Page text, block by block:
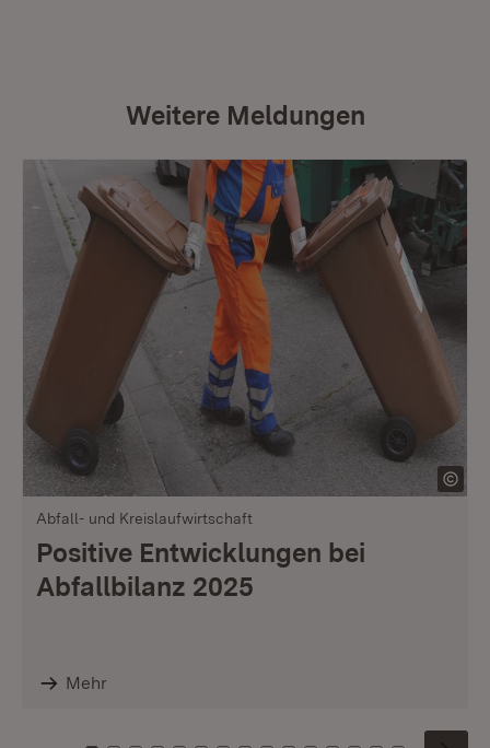
Weitere Meldungen
Abfall- und Kreislaufwirtschaft
Positive Entwicklungen bei
Abfallbilanz 2025
Mehr